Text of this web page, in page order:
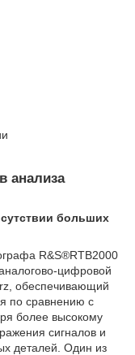
анализа
больших
R&S®RTB2000
цифровой
обеспечивающий
по сравнению с
более высокому
сигналов и
деталей. Один из